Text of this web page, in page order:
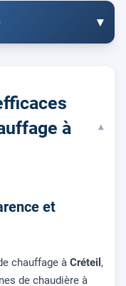
▾
à
▾
et
chauffage à Créteil ,
de chaudière à